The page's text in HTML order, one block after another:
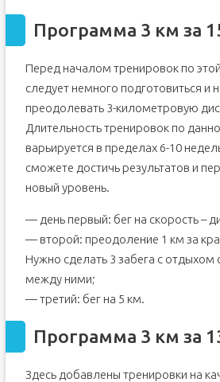
Программа 3 км за
Перед началом тренировок по
следует немного подготовиться и
преодолевать 3-километровую
Длительность тренировок по
варьируется в пределах 6-10
сможете достичь результатов и
новый уровень.
— день первый: бег на скорость –
— второй: преодоление 1 км за
Нужно сделать 3 забега с отдыхом
между ними;
— третий: бег на 5 км.
Программа 3 км за
Здесь добавлены тренировки на